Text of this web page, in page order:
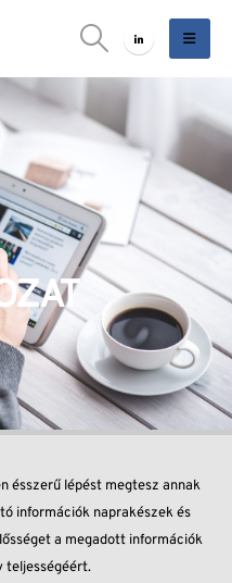
ésszerű lépést megtesz annak
információk naprakészek és
a megadott információk
teljességéért.